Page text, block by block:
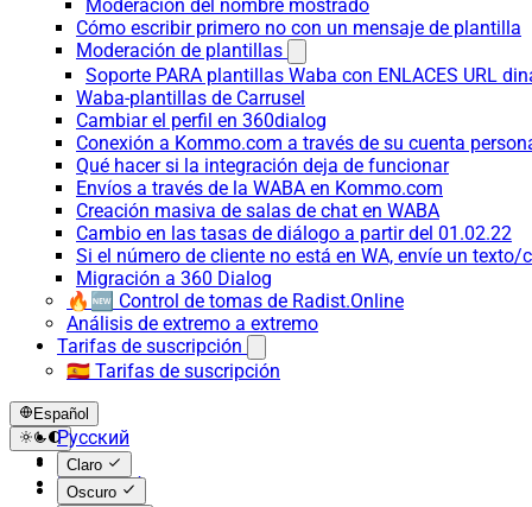
Moderación del nombre mostrado
Cómo escribir primero no con un mensaje de plantilla
Moderación de plantillas
Soporte PARA plantillas Waba con ENLACES URL
Waba-plantillas de Carrusel
Cambiar el perfil en 360dialog
Conexión a Kommo.com a través de su cuenta
Qué hacer si la integración deja de funcionar
Envíos a través de la WABA en Kommo.com
Creación masiva de salas de chat en WABA
Cambio en las tasas de diálogo a partir del 01.02.22
Si el número de cliente no está en WA, envíe un
Migración a 360 Dialog
🔥🆕 Control de tomas de Radist.Online
Análisis de extremo a extremo
Tarifas de suscripción
🇪🇸 Tarifas de suscripción
Español
Русский
English
Español
Claro
Oscuro